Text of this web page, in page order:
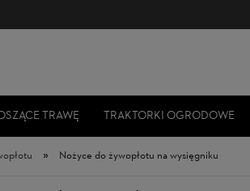
TRAWĘ TRAKTORKI OGRODOWE
» Nożyce do żywopłotu na wysięgniku